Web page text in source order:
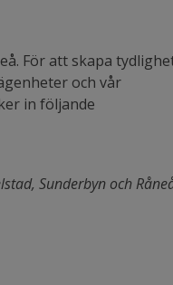
För att skapa
och vår
in följande
Sunderbyn och